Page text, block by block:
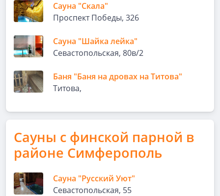
Сауна "Скала"
Проспект Победы, 326
Сауна "Шайка лейка"
Севастопольская, 80в/2
Баня "Баня на дровах на Титова"
Титова,
Сауны с финской парной в
районе Симферополь
Сауна "Русский Уют"
Севастопольская, 55